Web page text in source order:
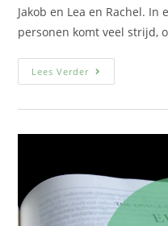
Jakob en Lea en Rachel.
personen komt veel strijd,
Lees Verder